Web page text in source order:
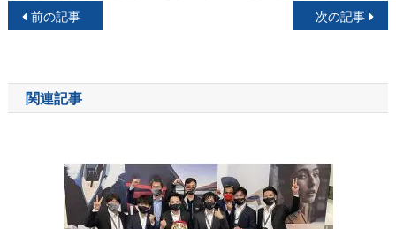
投
ナ
ビ
前の記事 次の記事
関連記事